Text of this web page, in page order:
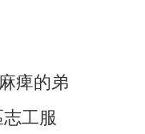
痺的弟
工服